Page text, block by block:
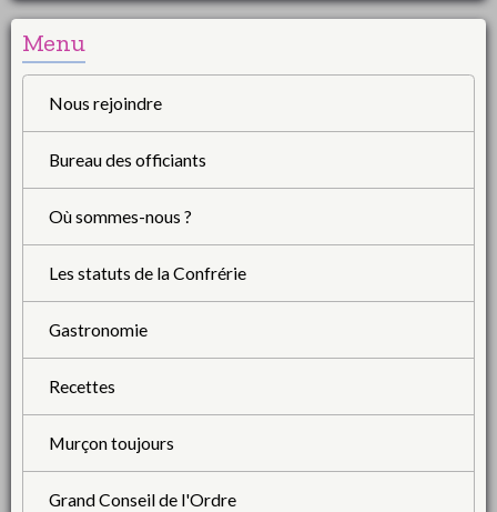
Menu
Nous rejoindre
Bureau des officiants
Où sommes-nous ?
Les statuts de la Confrérie
Gastronomie
Recettes
Murçon toujours
Grand Conseil de l'Ordre